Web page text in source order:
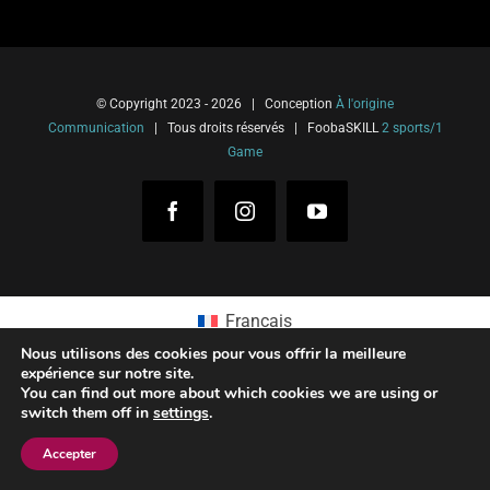
© Copyright 2023 - 2026 | Conception À l'origine
Communication | Tous droits réservés | FoobaSKILL 2 sports/1
Game
FacebookInstagramYouTube
Nous utilisons des cookies pour vous offrir la meilleure
expérience sur notre site.
You can find out more about which cookies we are using or
switch them off in settings.
Accepter
Français